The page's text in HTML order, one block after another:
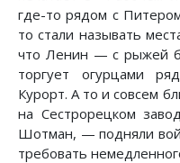
где-то рядом с
то стали называть
что Ленин — с рыжей
торгует огурцами
Курорт. А то и совсем
на Сестрорецком
Шотман, — подняли вой
требовать